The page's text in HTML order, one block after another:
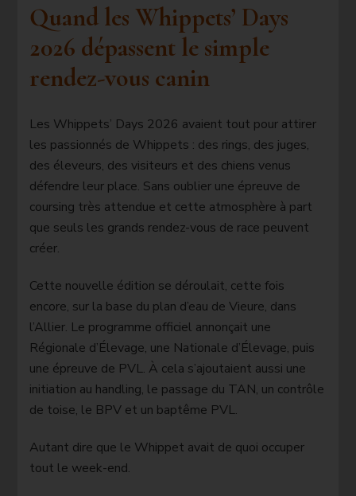
Quand les Whippets’ Days
2026 dépassent le simple
rendez-vous canin
Les Whippets’ Days 2026 avaient tout pour attirer
les passionnés de Whippets : des rings, des juges,
des éleveurs, des visiteurs et des chiens venus
défendre leur place. Sans oublier une épreuve de
coursing très attendue et cette atmosphère à part
que seuls les grands rendez-vous de race peuvent
créer.
Cette nouvelle édition se déroulait, cette fois
encore, sur la base du plan d’eau de Vieure, dans
l’Allier. Le programme officiel annonçait une
Régionale d’Élevage, une Nationale d’Élevage, puis
une épreuve de PVL. À cela s’ajoutaient aussi une
initiation au handling, le passage du TAN, un contrôle
de toise, le BPV et un baptême PVL.
Autant dire que le Whippet avait de quoi occuper
tout le week-end.